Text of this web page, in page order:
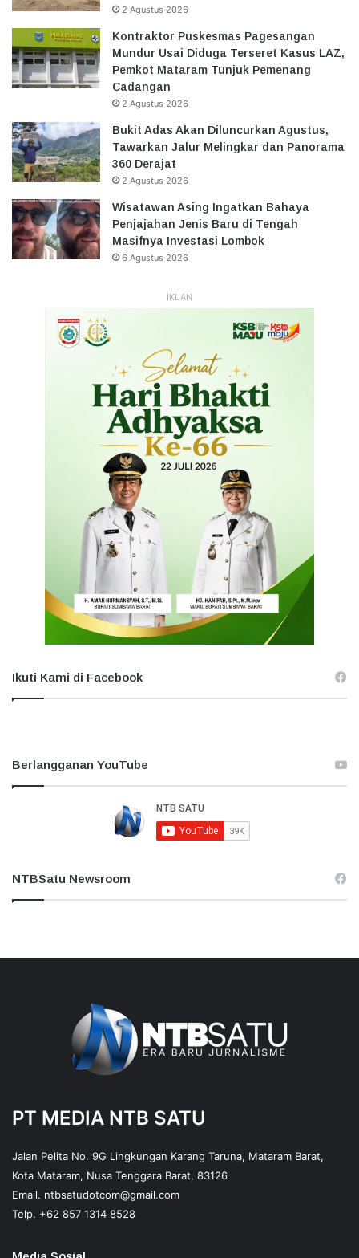
2 Agustus 2026
Kontraktor Puskesmas Pagesangan
Mundur Usai Diduga Terseret Kasus LAZ,
Pemkot Mataram Tunjuk Pemenang
Cadangan
2 Agustus 2026
Bukit Adas Akan Diluncurkan Agustus,
Tawarkan Jalur Melingkar dan Panorama
360 Derajat
2 Agustus 2026
Wisatawan Asing Ingatkan Bahaya
Penjajahan Jenis Baru di Tengah
Masifnya Investasi Lombok
6 Agustus 2026
IKLAN
Ikuti Kami di Facebook
Berlangganan YouTube
NTBSatu Newsroom
PT MEDIA NTB SATU
Jalan Pelita No. 9G Lingkungan Karang Taruna, Mataram Barat,
Kota Mataram, Nusa Tenggara Barat, 83126
Email. ntbsatudotcom@gmail.com
Telp. +62 857 1314 8528